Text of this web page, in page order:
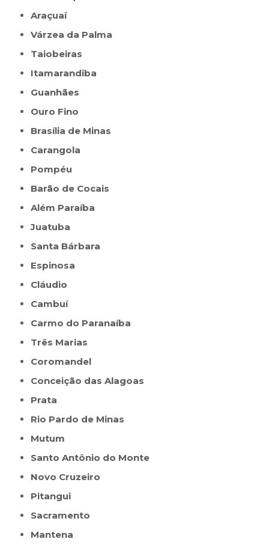
Araçuaí
Várzea da Palma
Taiobeiras
Itamarandiba
Guanhães
Ouro Fino
Brasília de Minas
Carangola
Pompéu
Barão de Cocais
Além Paraíba
Juatuba
Santa Bárbara
Espinosa
Cláudio
Cambuí
Carmo do Paranaíba
Três Marias
Coromandel
Conceição das Alagoas
Prata
Rio Pardo de Minas
Mutum
Santo Antônio do Monte
Novo Cruzeiro
Pitangui
Sacramento
Mantena